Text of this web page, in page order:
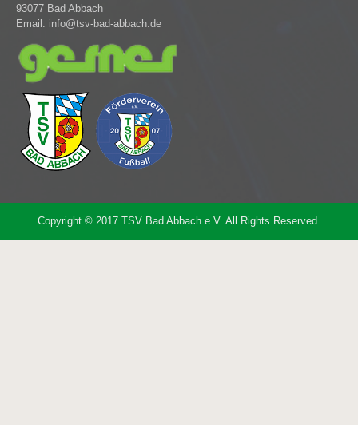
93077 Bad Abbach
Email: info@tsv-bad-abbach.de
Copyright © 2017 TSV Bad Abbach e.V. All Rights Reserved.